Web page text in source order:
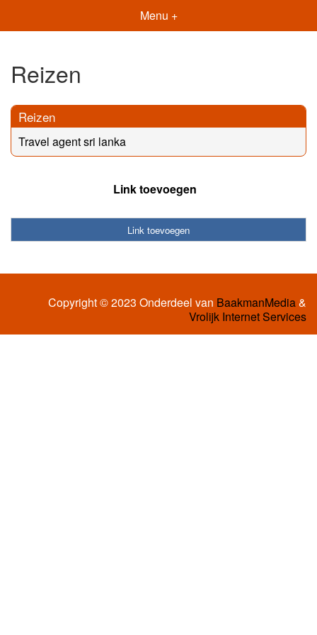
Menu +
Reizen
Reizen
Travel agent sri lanka
Link toevoegen
Link toevoegen
Copyright © 2023 Onderdeel van BaakmanMedia&
Vrolijk Internet Services